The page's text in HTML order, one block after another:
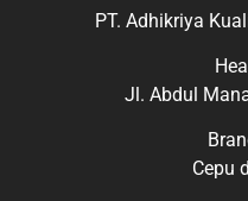
PT. Adhikriya
Jl. Abdul
Cepu